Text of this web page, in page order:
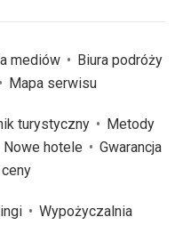
mediów
Biura podróży
Mapa serwisu
turystyczny
Metody
Nowe hotele
Gwarancja
Wypożyczalnia